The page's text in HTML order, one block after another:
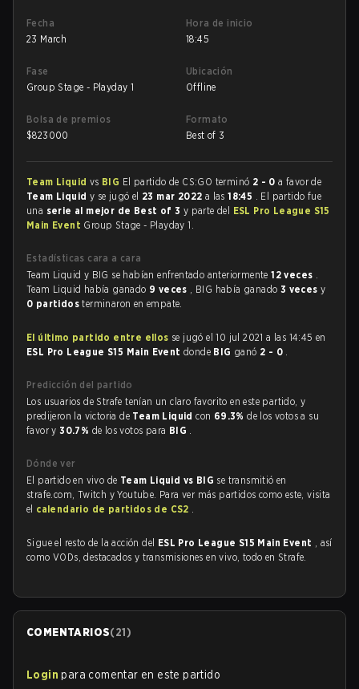
Fecha
23 March
Hora de inicio
18:45
Fase
Group Stage - Playday 1
Ubicación
Offline
Bolsa de premios
$823000
Formato
Best of 3
Team Liquid vs BIG El partido de CS:GO terminó 2 - 0 a favor de
Team Liquid y se jugó el 23 mar 2022 a las18:45
. El partido fue
una serie al mejor de Best of 3 y parte del ESL Pro League S15
Main Event Group Stage - Playday 1.
Estadísticas cara a cara
Team Liquid y BIG se habían enfrentado anteriormente12 veces
Team Liquid había ganado 9 veces , BIG había ganado 3 vecesy
0 partidosterminaron en empate.
El último partido entre ellos se jugó el 10 jul 2021 a las 14:45 en
ESL Pro League S15 Main Event donde BIG ganó 2 - 0
Predicción del partido
Los usuarios de Strafe tenían un claro favorito en este partido, y
predijeron la victoria de Team Liquidcon 69.3%de los votos a su
favor y30.7% de los votos para BIG
Dónde ver
El partido en vivo de Team Liquid vs BIG se transmitió en
strafe.com, Twitch y Youtube. Para ver más partidos como este, visita
el calendario de partidos de CS2
Sigue el resto de la acción del ESL Pro League S15 Main Event
, así
como VODs, destacados y transmisiones en vivo, todo en Strafe.
COMENTARIOS(21)
Login para comentar en este partido